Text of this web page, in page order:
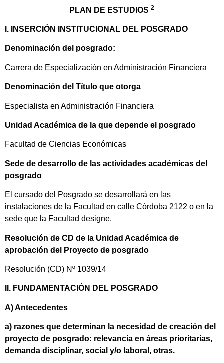
PLAN DE ESTUDIOS 2
I. INSERCIÓN INSTITUCIONAL DEL POSGRADO
Denominación del posgrado:
Carrera de Especialización en Administración Financiera
Denominación del Título que otorga
Especialista en Administración Financiera
Unidad Académica de la que depende el posgrado
Facultad de Ciencias Económicas
Sede de desarrollo de las actividades académicas del
posgrado
El cursado del Posgrado se desarrollará en las
instalaciones de la Facultad en calle Córdoba 2122 o en la
sede que la Facultad designe.
Resolución de CD de la Unidad Académica de
aprobación del Proyecto de posgrado
Resolución (CD) Nº 1039/14
II. FUNDAMENTACIÓN DEL POSGRADO
A) Antecedentes
a) razones que determinan la necesidad de creación del
proyecto de posgrado: relevancia en áreas prioritarias,
demanda disciplinar, social y/o laboral, otras.